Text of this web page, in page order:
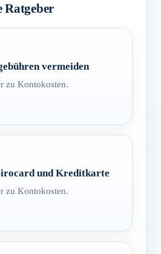
Ratgeber
vermeiden
zu Kontokosten.
und Kreditkarte
zu Kontokosten.